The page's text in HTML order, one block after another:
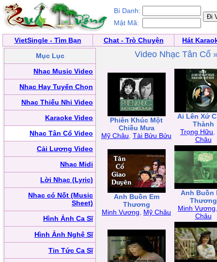
Bí Danh:
Mật Mã:
VietSingle - Tìm Bạn Chat - Trò Chuyện
Hát
Mục Lục
Nhạc Music Video
Nhạc Hay Tuyển Chọn
Nhạc Thiếu Nhi Video
Karaoke Video
Nhạc Tân Cổ Video
Cải Lương Video
Nhạc Midi
Lời Nhạc (Lyric)
Nhạc có Nốt (Music
Sheet)
Hình Ảnh Ca Sĩ
Hình Ảnh Nghệ Sĩ
Tin Tức Ca Sĩ
Video Nhạc Tân Cổ
Phiên Khúc Một
Chiều Mưa
Mỹ Châu Tài Bửu Bửu
Ai Lên Xứ
Thành
Trọng Hữu
Châu
Anh Buồn Em
Thương
Minh Vương
Mỹ Châu
Anh Buồn
Thương
Minh Vương
Châu